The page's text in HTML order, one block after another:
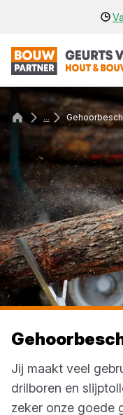
...
Jij maakt veel
drilboren en
zeker onze goede